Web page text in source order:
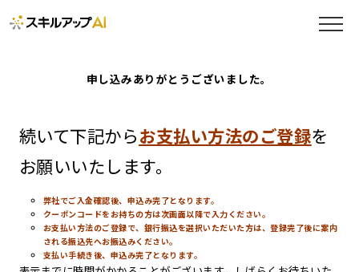
申し込みありがとうございました。
続いて下記からお支払い方法のご登録を
お願いいたします。
弊社でご入金確認後、申込み完了となります。
クーポンコードをお持ちの方は次画面以降で入力ください。
お支払い方法のご登録で、銀行振込を選択いただいた方は、登録完了後に案内
される振込先へお振込みください。
支払い手続き後、申込み完了となります。